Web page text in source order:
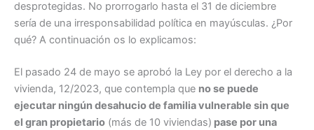
desprotegidas. No prorrogarlo hasta el 31 de diciembre
sería de una irresponsabilidad política en mayúsculas. ¿Por
qué? A continuación os lo explicamos:
El pasado 24 de mayo se aprobó la Ley por el derecho a la
vivienda, 12/2023, que contempla que no se puede
ejecutar ningún desahucio de familia vulnerable sin que
el gran propietario (más de 10 viviendas) pase por una